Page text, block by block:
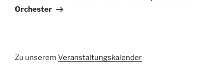
Orchester
Zu unserem Veranstaltungskalender